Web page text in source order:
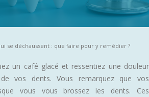
se déchaussent : que faire pour y remédier ?
un café glacé et ressentiez une douleur
de vos dents. Vous remarquez que vos
vous vous brossez les dents. Ces